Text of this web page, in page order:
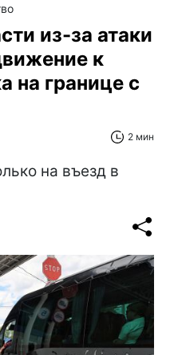
из-за атаки
к
на границе с
2 мин
на въезд в